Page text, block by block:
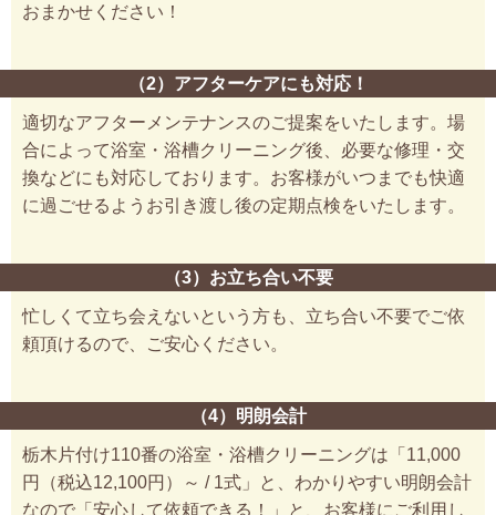
おまかせください！
（2）アフターケアにも対応！
適切なアフターメンテナンスのご提案をいたします。場
合によって浴室・浴槽クリーニング後、必要な修理・交
換などにも対応しております。お客様がいつまでも快適
に過ごせるようお引き渡し後の定期点検をいたします。
（3）お立ち合い不要
忙しくて立ち会えないという方も、立ち合い不要でご依
頼頂けるので、ご安心ください。
（4）明朗会計
栃木片付け110番の浴室・浴槽クリーニングは「11,000
円（税込12,100円）～ / 1式」と、わかりやすい明朗会計
なので「安心して依頼できる！」と、お客様にご利用し